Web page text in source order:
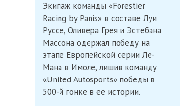
«Forestier
Racing
Panis»
одержала
доминирующую
победу
в
4
часах
Имолы
Экипаж команды «Forestier
Racing by Panis» в составе Луи
Руссе, Оливера Грея и Эстебана
Массона одержал победу на
этапе Европейской серии Ле-
Мана в Имоле, лишив команду
«United Autosports» победы в
500-й гонке в её истории.